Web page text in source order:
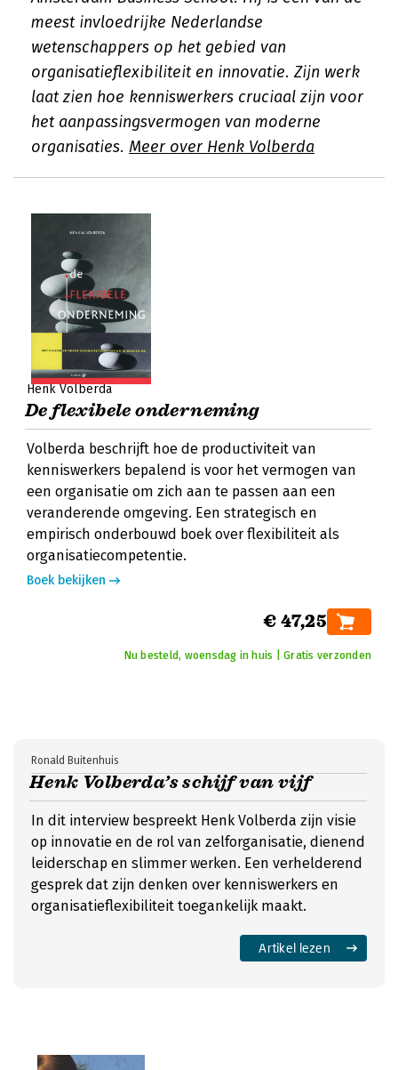
meest invloedrijke Nederlandse
wetenschappers op het gebied van
organisatieflexibiliteit en innovatie. Zijn werk
laat zien hoe kenniswerkers cruciaal zijn voor
het aanpassingsvermogen van moderne
organisaties. Meer over Henk Volberda
Henk Volberda
De flexibele onderneming
Volberda beschrijft hoe de productiviteit van
kenniswerkers bepalend is voor het vermogen van
een organisatie om zich aan te passen aan een
veranderende omgeving. Een strategisch en
empirisch onderbouwd boek over flexibiliteit als
organisatiecompetentie.
Boek bekijken
€ 47,25
Nu besteld, woensdag in huis | Gratis verzonden
Henk Volberda’s schijf van vijf
Ronald Buitenhuis
In dit interview bespreekt Henk Volberda zijn visie
op innovatie en de rol van zelforganisatie, dienend
leiderschap en slimmer werken. Een verhelderend
gesprek dat zijn denken over kenniswerkers en
organisatieflexibiliteit toegankelijk maakt.
Artikel lezen